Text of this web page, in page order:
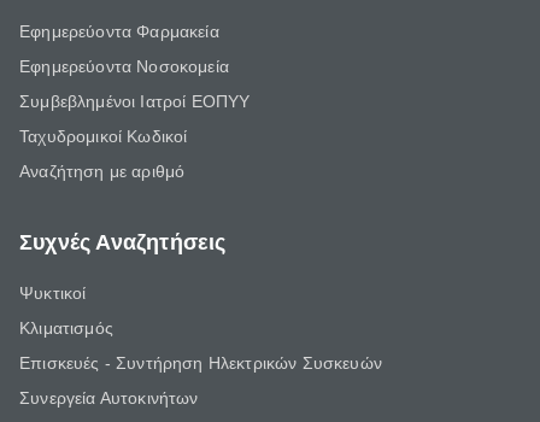
Εφημερεύοντα Φαρμακεία
Εφημερεύοντα Νοσοκομεία
Συμβεβλημένοι Ιατροί ΕΟΠΥΥ
Ταχυδρομικοί Κωδικοί
Αναζήτηση με αριθμό
Συχνές Αναζητήσεις
Ψυκτικοί
Κλιματισμός
Επισκευές - Συντήρηση Ηλεκτρικών Συσκευών
Συνεργεία Αυτοκινήτων